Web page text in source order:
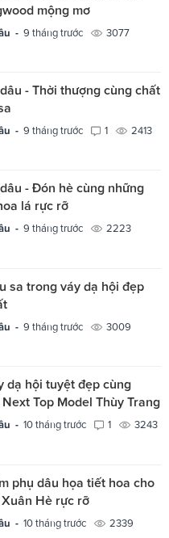
mộng mơ
- 9 tháng trước 3077
- Thời thượng cùng chất
- 9 tháng trước 1 2413
- Đón hè cùng những
lá rực rỡ
- 9 tháng trước 2223
sa trong váy dạ hội đẹp
- 9 tháng trước 3009
dạ hội tuyệt đẹp cùng
Top Model Thùy Trang
- 10 tháng trước 1 3243
phụ dâu họa tiết hoa cho
Hè rực rỡ
- 10 tháng trước 2339